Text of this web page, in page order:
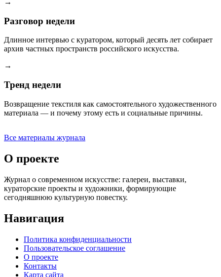
→
Разговор недели
Длинное интервью с куратором, который десять лет собирает
архив частных пространств российского искусства.
→
Тренд недели
Возвращение текстиля как самостоятельного художественного
материала — и почему этому есть и социальные причины.
Все материалы журнала
О проекте
Журнал о современном искусстве: галереи, выставки,
кураторские проекты и художники, формирующие
сегодняшнюю культурную повестку.
Навигация
Политика конфиденциальности
Пользовательское соглашение
О проекте
Контакты
Карта сайта